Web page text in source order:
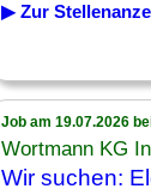
▶ Zur
Job am 19.07.2026
Wortmann KG
Wir suchen: